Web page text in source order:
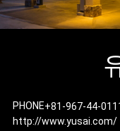
PHONE+81-967-44-
http://www.yusai.com/